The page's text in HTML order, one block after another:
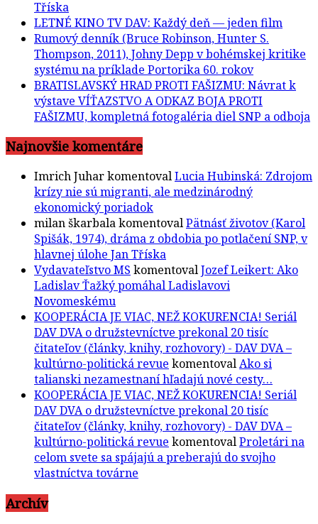
Tříska
LETNÉ KINO TV DAV: Každý deň — jeden film
Rumový denník (Bruce Robinson, Hunter S.
Thompson, 2011), Johny Depp v bohémskej kritike
systému na príklade Portorika 60. rokov
BRATISLAVSKÝ HRAD PROTI FAŠIZMU: Návrat k
výstave VÍŤAZSTVO A ODKAZ BOJA PROTI
FAŠIZMU, kompletná fotogaléria diel SNP a odboja
Najnovšie komentáre
Imrich JuharkomentovalLucia Hubinská: Zdrojom
krízy nie sú migranti, ale medzinárodný
ekonomický poriadok
milan škarbalakomentovalPätnásť životov (Karol
Spišák, 1974), dráma z obdobia po potlačení SNP, v
hlavnej úlohe Jan Tříska
Vydavateľstvo MS komentovalJozef Leikert: Ako
Ladislav Ťažký pomáhal Ladislavovi
Novomeskému
KOOPERÁCIA JE VIAC, NEŽ KOKURENCIA! Seriál
DAV DVA o družstevníctve prekonal 20 tisíc
čitateľov (články, knihy, rozhovory) - DAV DVA –
kultúrno-politická revue komentovalAko si
talianski nezamestnaní hľadajú nové cesty…
KOOPERÁCIA JE VIAC, NEŽ KOKURENCIA! Seriál
DAV DVA o družstevníctve prekonal 20 tisíc
čitateľov (články, knihy, rozhovory) - DAV DVA –
kultúrno-politická revue komentovalProletári na
celom svete sa spájajú a preberajú do svojho
vlastníctva továrne
Archív